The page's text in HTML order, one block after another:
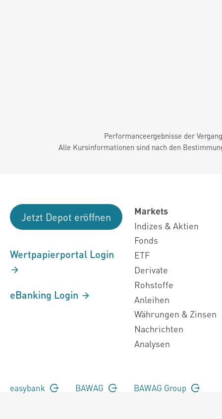
Performanceergebnisse der
Alle Kursinformationen sind nach den
Jetzt Depot eröffnen
Wertpapierportal Login
eBanking Login
Markets
Indizes & Aktien
Fonds
ETF
Derivate
Rohstoffe
Anleihen
Währungen & Zinsen
Nachrichten
Analysen
easybank BAWAG BAWAG Group